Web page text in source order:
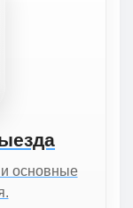
основные